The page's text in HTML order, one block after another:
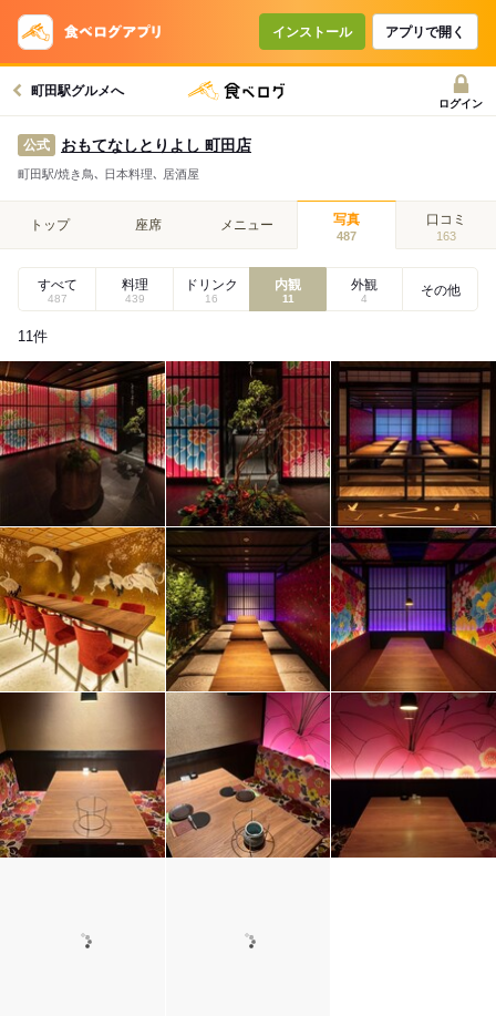
インストール アプリで開く
町田駅グルメへ
ログイン
公式 おもてなしとりよし 町田店
町田駅/焼き鳥､ 日本料理､ 居酒屋
トップ 座席 メニュー 写真
487
口コミ
163
すべて
487
料理
439
ドリンク
16
内観
11
外観
4
その他
11件